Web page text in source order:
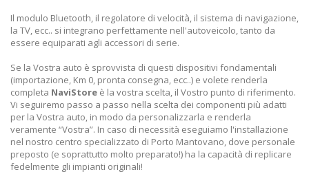
Il modulo Bluetooth, il regolatore di velocità, il sistema di navigazione,
la TV, ecc.. si integrano perfettamente nell'autoveicolo, tanto da
essere equiparati agli accessori di serie.
Se la Vostra auto è sprovvista di questi dispositivi fondamentali
(importazione, Km 0, pronta consegna, ecc..) e volete renderla
completa NaviStore è la vostra scelta, il Vostro punto di riferimento.
Vi seguiremo passo a passo nella scelta dei componenti più adatti
per la Vostra auto, in modo da personalizzarla e renderla
veramente “Vostra”. In caso di necessità eseguiamo l'installazione
nel nostro centro specializzato di Porto Mantovano, dove personale
preposto (e soprattutto molto preparato!) ha la capacità di replicare
fedelmente gli impianti originali!